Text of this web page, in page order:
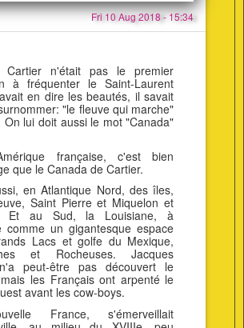
Fri 10 Aug 2018 - 15:34
Cartier n'était pas le premier
à fréquenter le Saint-Laurent
en dire les beautés, il savait
"le fleuve qui marche"
On lui doit aussi le mot "Canada"
française, c'est bien
que le Canada de Cartier.
en Atlantique Nord, des îles,
Saint Pierre et Miquelon et
Et au Sud, la Louisiane, à
comme un gigantesque espace
Lacs et golfe du Mexique,
et Rocheuses. Jacques
peut-être pas découvert le
les Français ont arpenté le
avant les cow-boys.
France, s'émerveillait